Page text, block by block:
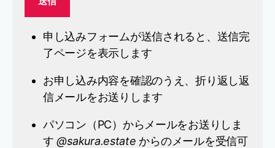
申し込みフォームが送信されると、送信完
了ページを表示します
お申し込み内容を確認のうえ、折り返し返
信メールをお送りします
パソコン（PC）からメールをお送りしま
す@sakura.estate からのメールを受信可